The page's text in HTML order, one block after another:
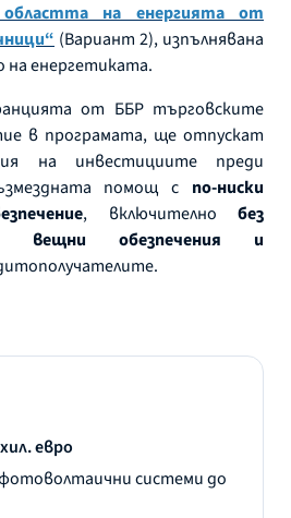
на енергията от
(Вариант 2), изпълнявана
енергетиката.
от ББР търговските
в програмата, ще отпускат
на инвестициите преди
помощ с по-ниски
, включително без
вещни обезпечения
и
евро
системи до